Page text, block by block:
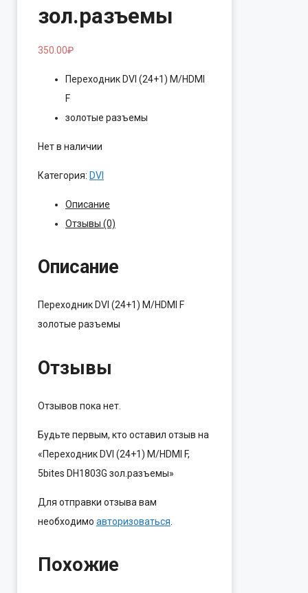
зол.разъемы
350.00₽
Переходник DVI (24+1) M/HDMI
F
золотые разъемы
Нет в наличии
Категория: DVI
Описание
Отзывы (0)
Описание
Переходник DVI (24+1) M/HDMI F
золотые разъемы
Отзывы
Отзывов пока нет.
Будьте первым, кто оставил отзыв на
«Переходник DVI (24+1) M/HDMI F,
5bites DH1803G зол.разъемы»
Для отправки отзыва вам
необходимо авторизоваться
Похожие